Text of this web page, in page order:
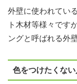
外壁に使われてい
ト木材等様々です
ングと呼ばれる外
色をつけたくない